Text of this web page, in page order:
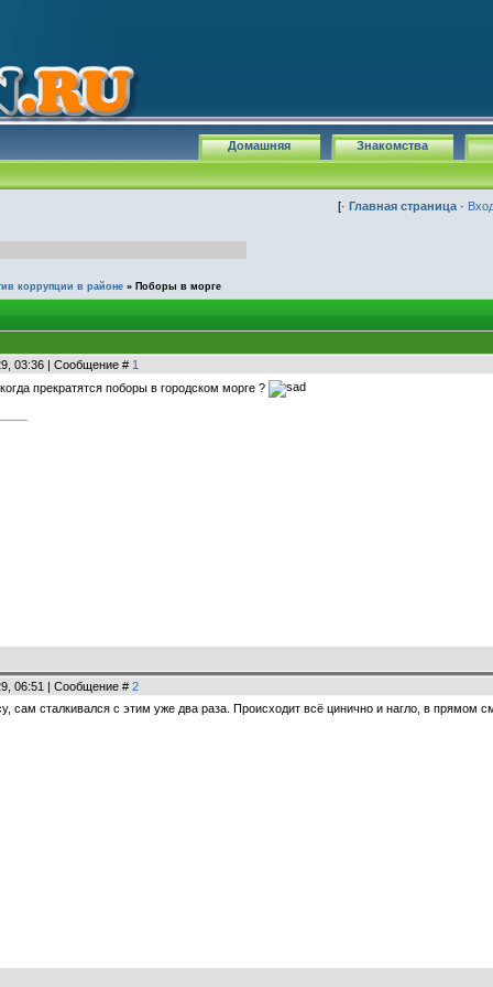
Знакомства
Домашняя
[· Главная страница ·
коррупции в районе » Поборы в морге
03:36 | Сообщение # 1
прекратятся поборы в городском морге ?
06:51 | Сообщение # 2
сам сталкивался с этим уже два раза. Происходит всё цинично и нагло, в прямом